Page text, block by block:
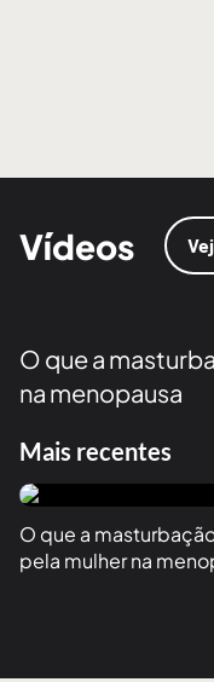
Vídeos
O que a
na menopausa
Mais recentes
O que a
pela mulher na